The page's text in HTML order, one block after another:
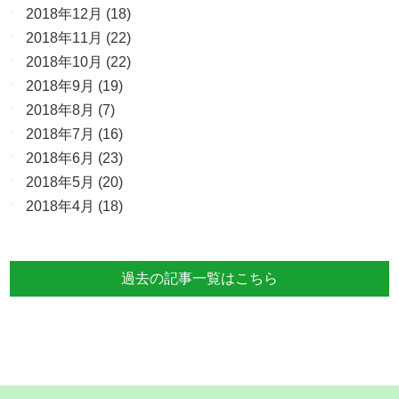
2018年12月 (18)
2018年11月 (22)
2018年10月 (22)
2018年9月 (19)
2018年8月 (7)
2018年7月 (16)
2018年6月 (23)
2018年5月 (20)
2018年4月 (18)
過去の記事一覧はこちら